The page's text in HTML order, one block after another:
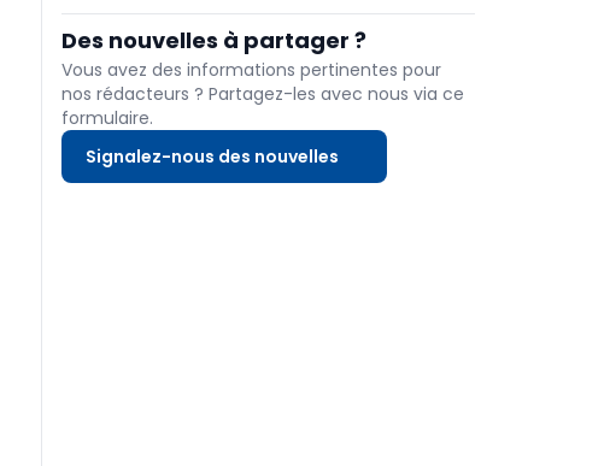
sont pas adaptées aux modes de vie flexibles. Grâce
à des solutions d'accès intelligentes, l'entreprise
souhaite permettre le contrôle à distance et l'accès
temporaire. Entreprise : leader du marché européen
depuis 2015.
Des nouvelles à partager ?
Vous avez des informations pertinentes pour
nos rédacteurs ? Partagez-les avec nous via ce
formulaire.
Signalez-nous des nouvelles